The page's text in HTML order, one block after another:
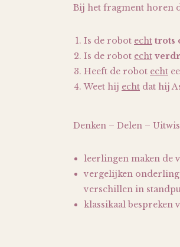
Bij het fragment horen
Is de robot echt trots
Is de robot echt
Heeft de robot echt
Weet hij echt dat hij
Denken – Delen –
leerlingen maken de
vergelijken onderling
verschillen in
klassikaal bespreken